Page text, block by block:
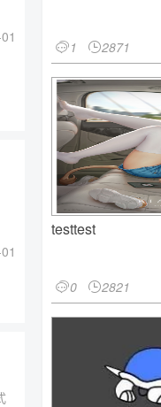
1 2871
testtest
0 2821